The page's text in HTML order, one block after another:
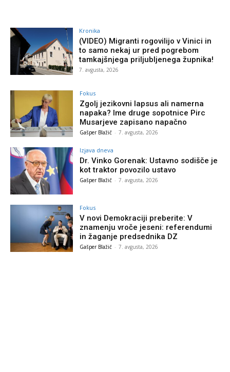
Kronika
(VIDEO) Migranti rogovilijo v Vinici in
to samo nekaj ur pred pogrebom
tamkajšnjega priljubljenega župnika!
7. avgusta, 2026
Fokus
Zgolj jezikovni lapsus ali namerna
napaka? Ime druge sopotnice Pirc
Musarjeve zapisano napačno
Gašper Blažič - 7. avgusta, 2026
Izjava dneva
Dr. Vinko Gorenak: Ustavno sodišče je
kot traktor povozilo ustavo
Gašper Blažič - 7. avgusta, 2026
Fokus
V novi Demokraciji preberite: V
znamenju vroče jeseni: referendumi
in žaganje predsednika DZ
Gašper Blažič - 7. avgusta, 2026